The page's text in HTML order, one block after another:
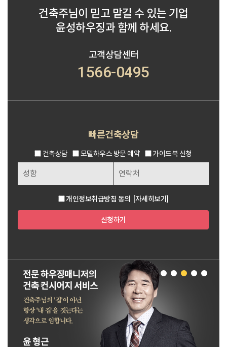
건축주님이 믿고 맡길 수 있는 기업
윤성하우징과 함께 하세요.
고객상담센터
1566-0495
빠른건축상담
건축상담 모델하우스 방문 예약 가이드북 신청
개인정보취급방침 동의 [자세히보기]
신청하기